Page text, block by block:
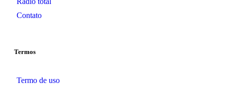
Contato
Termos
Termo de uso